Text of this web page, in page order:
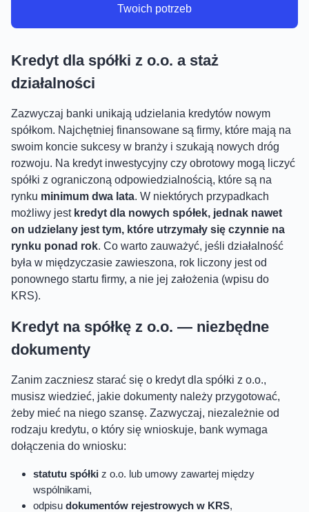
Twoich potrzeb
Kredyt dla spółki z o.o. a staż
działalności
Zazwyczaj banki unikają udzielania kredytów nowym
spółkom. Najchętniej finansowane są firmy, które mają na
swoim koncie sukcesy w branży i szukają nowych dróg
rozwoju. Na kredyt inwestycyjny czy obrotowy mogą liczyć
spółki z ograniczoną odpowiedzialnością, które są na
rynku minimum dwa lata. W niektórych przypadkach
możliwy jest kredyt dla nowych spółek, jednak nawet
on udzielany jest tym, które utrzymały się czynnie na
rynku ponad rok. Co warto zauważyć, jeśli działalność
była w międzyczasie zawieszona, rok liczony jest od
ponownego startu firmy, a nie jej założenia (wpisu do
KRS).
Kredyt na spółkę z o.o. — niezbędne
dokumenty
Zanim zaczniesz starać się o kredyt dla spółki z o.o.,
musisz wiedzieć, jakie dokumenty należy przygotować,
żeby mieć na niego szansę. Zazwyczaj, niezależnie od
rodzaju kredytu, o który się wnioskuje, bank wymaga
dołączenia do wniosku:
statutu spółki z o.o. lub umowy zawartej między
wspólnikami,
odpisu dokumentów rejestrowych w KRS,